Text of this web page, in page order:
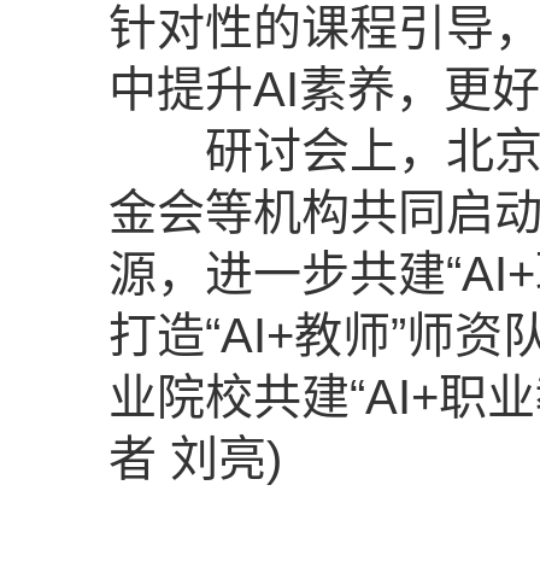
针对性的课程引导
中提升AI素养，更
研讨会上，北京
金会等机构共同启
源，进一步共建
打造“AI+教师”师资
业院校共建“AI+职
者 刘亮)